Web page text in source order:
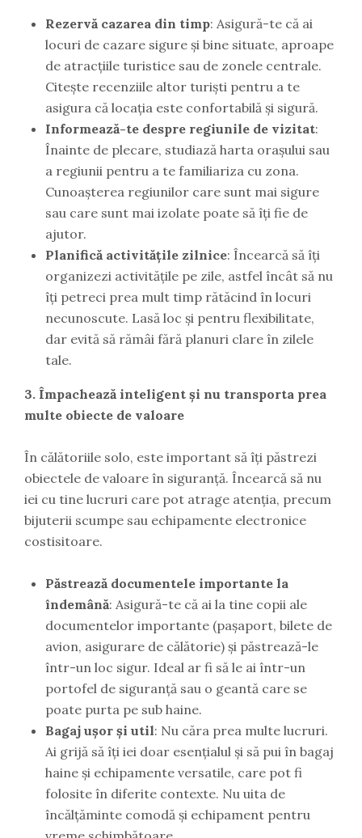
Rezervă cazarea din timp: Asigură-te că ai
locuri de cazare sigure și bine situate, aproape
de atracțiile turistice sau de zonele centrale.
Citește recenziile altor turiști pentru a te
asigura că locația este confortabilă și sigură.
Informează-te despre regiunile de vizitat:
Înainte de plecare, studiază harta orașului sau
a regiunii pentru a te familiariza cu zona.
Cunoașterea regiunilor care sunt mai sigure
sau care sunt mai izolate poate să îți fie de
ajutor.
Planifică activitățile zilnice: Încearcă să îți
organizezi activitățile pe zile, astfel încât să nu
îți petreci prea mult timp rătăcind în locuri
necunoscute. Lasă loc și pentru flexibilitate,
dar evită să rămâi fără planuri clare în zilele
tale.
3. Împachează inteligent și nu transporta prea
multe obiecte de valoare
În călătoriile solo, este important să îți păstrezi
obiectele de valoare în siguranță. Încearcă să nu
iei cu tine lucruri care pot atrage atenția, precum
bijuterii scumpe sau echipamente electronice
costisitoare.
Păstrează documentele importante la
îndemână: Asigură-te că ai la tine copii ale
documentelor importante (pașaport, bilete de
avion, asigurare de călătorie) și păstrează-le
într-un loc sigur. Ideal ar fi să le ai într-un
portofel de siguranță sau o geantă care se
poate purta pe sub haine.
Bagaj ușor și util: Nu căra prea multe lucruri.
Ai grijă să îți iei doar esențialul și să pui în bagaj
haine și echipamente versatile, care pot fi
folosite în diferite contexte. Nu uita de
încălțăminte comodă și echipament pentru